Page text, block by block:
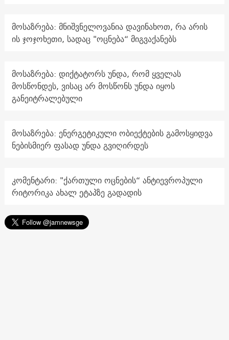
მოსაზრება: მნიშვნელოვანია დავინახოთ, რა არის
ის ჯოჯოხეთი, სადაც "ოცნება“ მიგვაქანებს
მოსაზრება: დიქტატორს უნდა, რომ ყველას
მოსწონდეს, ვისაც არ მოსწონს უნდა იყოს
განეიტრალებული
მოსაზრება: ენერგეტიკული ობიექტების გამოსყიდვა
ნებისმიერ ფასად უნდა გვიღირდეს
კომენტარი: "ქართული ოცნების“ ანტიევროპული
რიტორიკა ახალ ეტაპზე გადადის